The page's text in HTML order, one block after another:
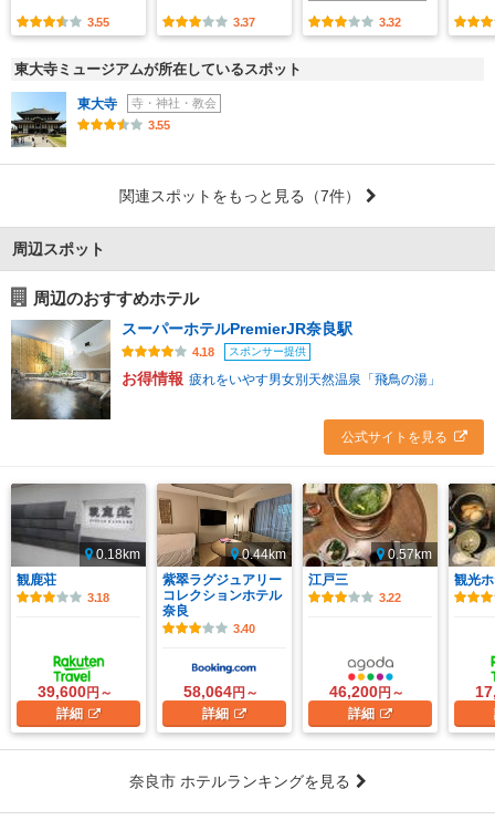
3.55 3.37 3.32
東大寺ミュージアムが所在しているスポット
東大寺
寺・神社・教会
3.55
関連スポットをもっと見る （7件）
周辺スポット
周辺のおすすめホテル
スーパーホテルPremierJR奈良駅
4.18 スポンサー提供
お得情報 疲れをいやす男女別天然温泉「飛鳥の湯」
公式サイトを見る
0.18km
観鹿荘
3.18
39,600円～
詳細
0.44km
紫翠ラグジュアリー
コレクションホテル
奈良
3.40
58,064円～
詳細
0.57km
江戸三
3.22
46,200円～
詳細
観光
奈良市 ホテルランキングを見る